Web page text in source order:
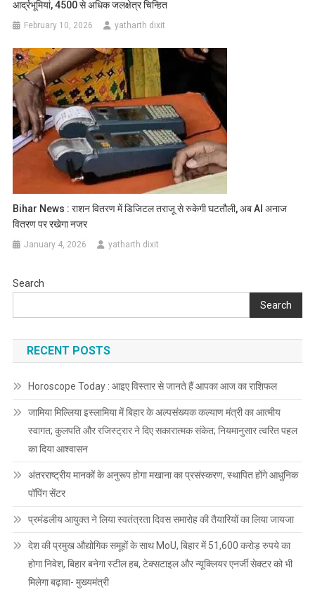
आर्द्रभूमियां, 4500 से अधिक जलक्षेत्र चिन्हित
February 10, 2026 yatharth dixit
Bihar News : राशन वितरण में डिजिटल तराजू से रुकेगी घटतौली, अब AI अनाज
वितरण पर रखेगा नजर
January 4, 2026 yatharth dixit
Search
Search
RECENT POSTS
Horoscope Today : आइए विस्तार से जानते हैं आपका आज का राशिफल
जामिया मिल्लिया इस्लामिया में बिहार के अल्पसंख्यक कल्याण मंत्री का आत्मीय
स्वागत; कुलपति और रजिस्ट्रार ने दिए सकारात्मक संकेत; नियमानुसार त्वरित पहल
का दिया आश्वासन
अंतरराष्ट्रीय मानकों के अनुरूप होगा मखाना का प्रसंस्करण, स्थापित होंगे आधुनिक
पॉपिंग सेंटर
प्रमंडलीय आयुक्त ने लिया स्वतंत्रता दिवस समारोह की तैयारियों का लिया जायजा
देश की प्रमुख औद्योगिक समूहों के साथ MoU, बिहार में 51,600 करोड़ रुपये का
होगा निवेश, बिहार बनेगा स्टील हब, टेक्सटाइल और न्यूक्लियर एनर्जी सेक्टर को भी
मिलेगा बढ़ावा- मुख्यमंत्री